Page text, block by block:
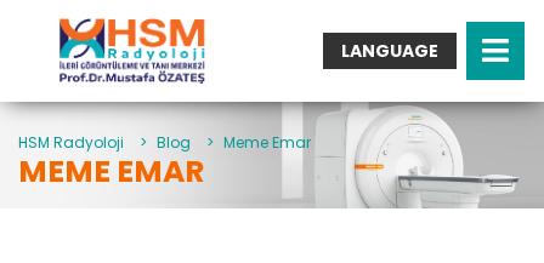
LANGUAGE
Turkish
English
Arabic
German
HSM Radyoloji > Blog > Meme Emar
MEME EMAR